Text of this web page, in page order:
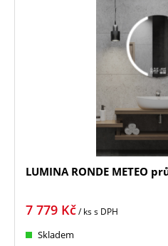
LUMINA RONDE METEO
7 779 Kč/ kss DPH
Skladem